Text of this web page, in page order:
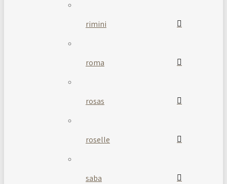
rimini
roma
rosas
roselle
saba